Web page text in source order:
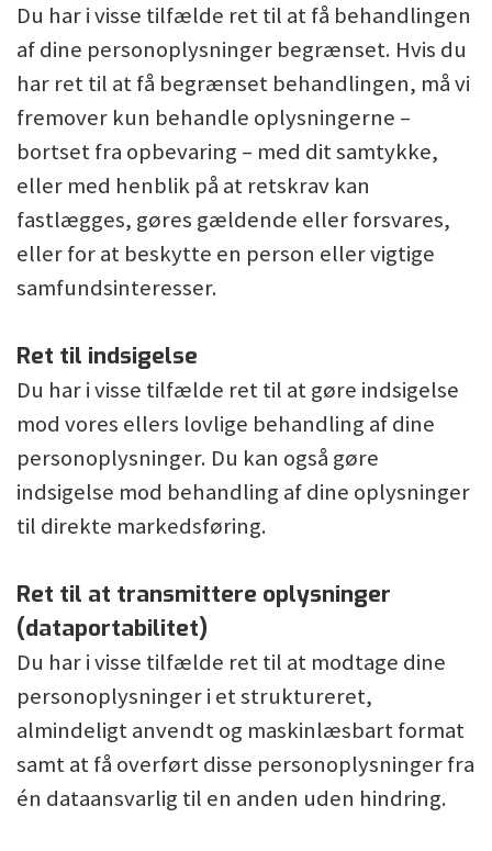
Du har i visse tilfælde ret til at få behandlingen
af dine personoplysninger begrænset. Hvis du
har ret til at få begrænset behandlingen, må vi
fremover kun behandle oplysningerne –
bortset fra opbevaring – med dit samtykke,
eller med henblik på at retskrav kan
fastlægges, gøres gældende eller forsvares,
eller for at beskytte en person eller vigtige
samfundsinteresser.
Ret til indsigelse
Du har i visse tilfælde ret til at gøre indsigelse
mod vores ellers lovlige behandling af dine
personoplysninger. Du kan også gøre
indsigelse mod behandling af dine oplysninger
til direkte markedsføring.
Ret til at transmittere oplysninger
(dataportabilitet)
Du har i visse tilfælde ret til at modtage dine
personoplysninger i et struktureret,
almindeligt anvendt og maskinlæsbart format
samt at få overført disse personoplysninger fra
én dataansvarlig til en anden uden hindring.